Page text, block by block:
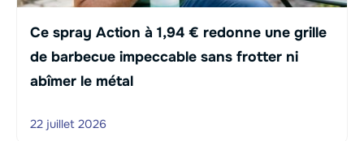
Ce spray Action à 1,94 € redonne une grille
de barbecue impeccable sans frotter ni
abîmer le métal
22 juillet 2026